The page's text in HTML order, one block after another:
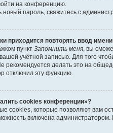
на конференцию.
новый пароль, свяжитесь с
приходится повторять ввод
пункт Запомнить меня, вы
учётной записью. Для того
рекомендуется делать это на
отключил эту функцию.
cookies конференции»?
cookies, которые позволяют вам
включена